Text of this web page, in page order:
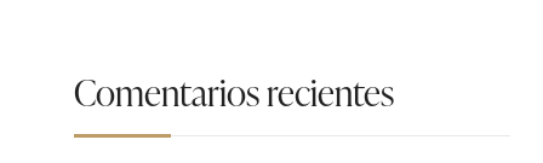
Comentarios recientes